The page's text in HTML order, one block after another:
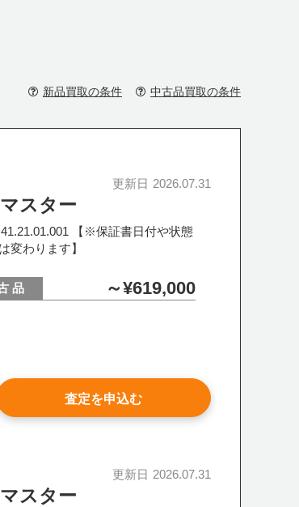
新品買取の条件 中古品買取の条件
更新日 2026.07.31
スター
【※保証書日付や状態
変わります】
品 ～¥619,000
査定を申込む
更新日 2026.07.31
スター